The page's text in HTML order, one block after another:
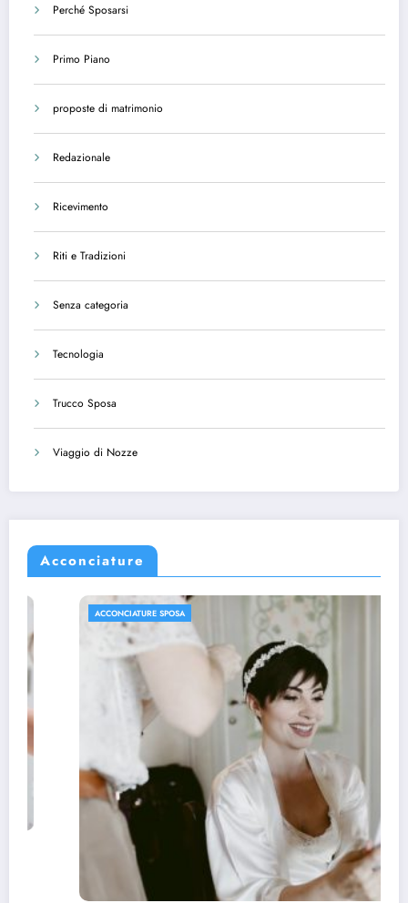
Perché Sposarsi
Primo Piano
proposte di matrimonio
Redazionale
Ricevimento
Riti e Tradizioni
Senza categoria
Tecnologia
Trucco Sposa
Viaggio di Nozze
Acconciature
ACCONCIATURE SPOSA